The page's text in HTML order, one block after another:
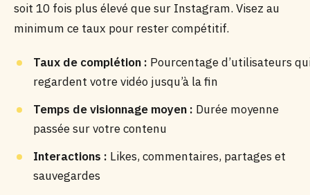
soit 10 fois plus élevé que sur Instagram. Visez au
minimum ce taux pour rester compétitif.
Taux de complétion : Pourcentage d’utilisateurs
regardent votre vidéo jusqu’à la fin
Temps de visionnage moyen : Durée moyenne
passée sur votre contenu
Interactions : Likes, commentaires, partages et
sauvegardes